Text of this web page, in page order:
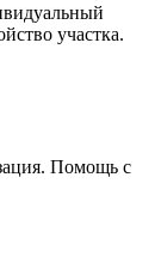
участка.
Помощь с